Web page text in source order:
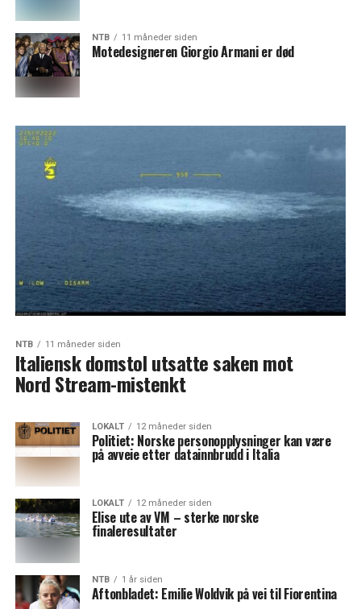
NTB 11 måneder siden
Motedesigneren Giorgio Armani er død
NTB 11 måneder siden
Italiensk domstol utsatte saken mot
Nord Stream-mistenkt
LOKALT 12 måneder siden
Politiet: Norske personopplysninger kan være
på avveie etter datainnbrudd i Italia
LOKALT 12 måneder siden
Elise ute av VM – sterke norske
finaleresultater
NTB 1 år siden
Aftonbladet: Emilie Woldvik på vei til Fiorentina